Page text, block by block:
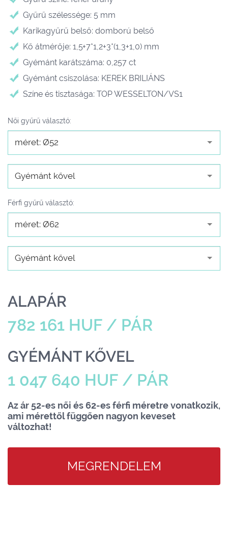
Gyűrű szélessége: 5 mm
Karikagyűrű belső: domború belső
Kő átmérője: 1,5+7*1,2+3*(1,3+1,0) mm
Gyémánt karátszáma: 0,257 ct
Gyémánt csiszolása: KEREK BRILIÁNS
Színe és tisztasága: TOP WESSELTON/VS1
Női gyűrű választó:
méret: Ø52
Gyémánt kővel
Férfi gyűrű választó:
méret: Ø62
Gyémánt kővel
ALAPÁR
782 161 HUF / PÁR
GYÉMÁNT KŐVEL
1 047 640 HUF / PÁR
Az ár 52-es női és 62-es férfi méretre vonatkozik,
ami mérettől függően nagyon keveset
változhat!
MEGRENDELEM